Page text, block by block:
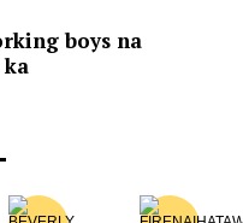
boys na